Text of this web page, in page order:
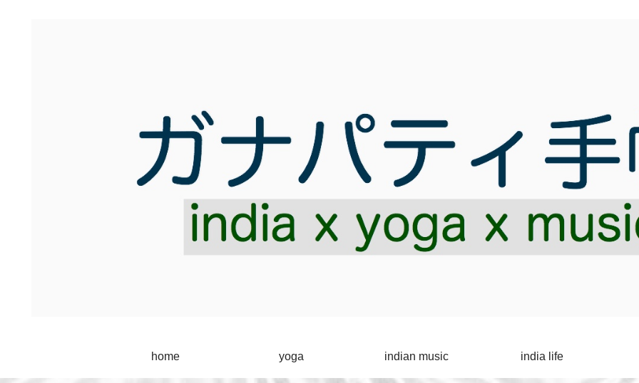
home yoga indian music india life